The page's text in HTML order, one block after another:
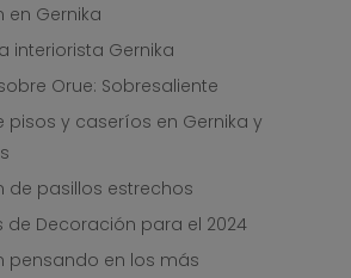
Gernika
interiorista Gernika
Orue: Sobresaliente
pisos y caseríos en Gernika y
de pasillos estrechos
de Decoración para el 2024
pensando en los más